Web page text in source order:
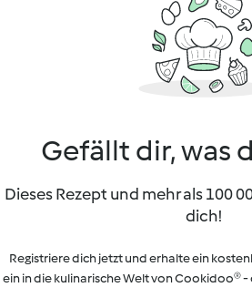
Gefällt dir, was
Dieses Rezept und mehr als 100
dich!
Registriere dich jetzt und erhalte ein
ein in die kulinarische Welt von Cookidoo®